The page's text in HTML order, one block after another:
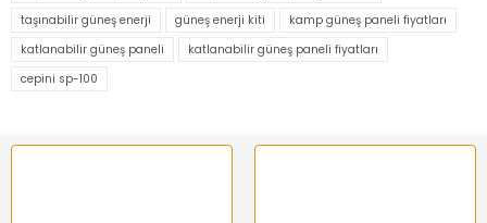
Ürün bilgilerinde hatalar bulunuyor.
Ürün fiyatı diğer sitelerden daha pahalı.
Bu ürüne benzer farklı alternatifler olmalı.
taşınabilir güneş enerji
güneş enerji kiti
kamp güneş paneli fiyatları
katlanabilir güneş paneli
katlanabilir güneş paneli fiyatları
cepini sp-100